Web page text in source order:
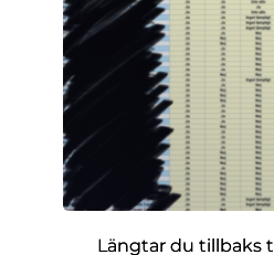
Längtar du tillbaks